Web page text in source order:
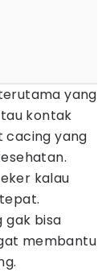
yang
kontak
cacing yang
kalau
gak bisa
membantu